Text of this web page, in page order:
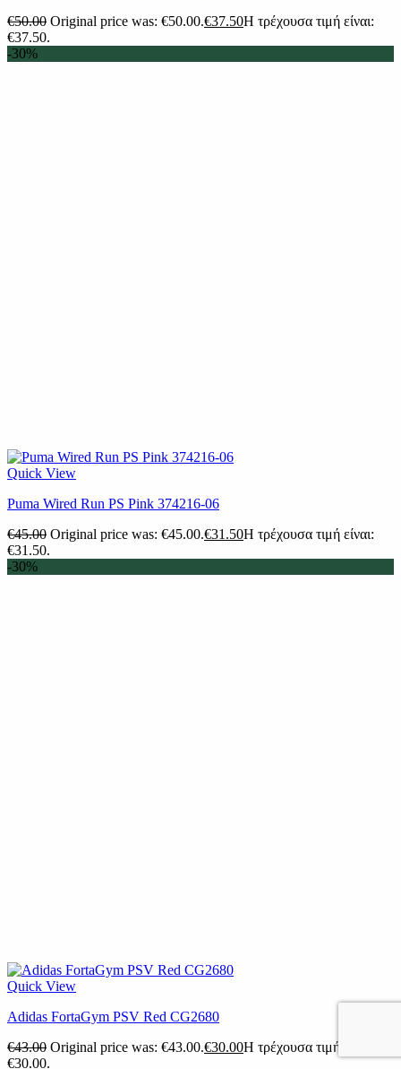
€50.00 Original price was: €50.00.€37.50Η τρέχουσα τιμή είναι:
€37.50.
-30%
Quick View
Puma Wired Run PS Pink 374216-06
€45.00 Original price was: €45.00.€31.50Η τρέχουσα τιμή είναι:
€31.50.
-30%
Quick View
Adidas FortaGym PSV Red CG2680
€43.00 Original price was: €43.00.€30.00Η τρέχουσα τιμή είναι:
€30.00.